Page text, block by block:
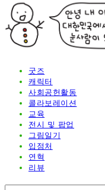
굿즈
캐릭터
사회공헌활동
콜라보레이션
교육
전시 및 팝업
그림일기
입점처
연혁
리뷰